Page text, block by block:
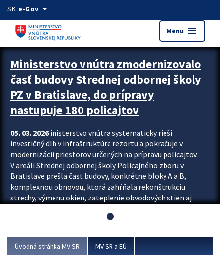
Preskocit na hlavný obsah
SK e-Govarrow_drop_down
Menu menu
Ministerstvo vnútra zmodernizovalo
časť budovy Strednej odbornej školy
PZ v Bratislave, do prípravy
nastupuje 180 policajtov
05. 03. 2026inisterstvo vnútra systematicky rieši
investičný dlh v infraštruktúre rezortu a pokračuje v
modernizácii priestorov určených na prípravu policajtov.
V areáli Strednej odbornej školy Policajného zboru v
Bratislave prešla časť budovy, konkrétne bloky A a B,
komplexnou obnovou, ktorá zahŕňala rekonštrukciu
strechy, výmenu okien, zateplenie obvodových stien aj
aj interiéru, kde vznikli nové učebne a moderné
Viac
Úvodná stránka MV SR MV SR a EÚ